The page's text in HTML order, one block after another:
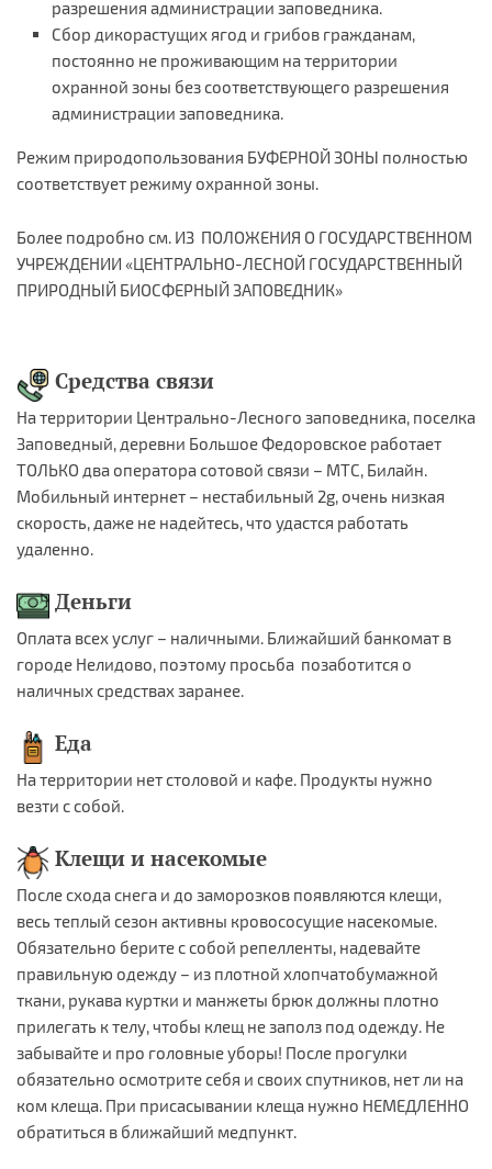
разрешения администрации заповедника.
Сбор дикорастущих ягод и грибов гражданам,
постоянно не проживающим на территории
охранной зоны без соответствующего разрешения
администрации заповедника.
Режим природопользования БУФЕРНОЙ ЗОНЫ полностью
соответствует режиму охранной зоны.
Более подробно см. ИЗ ПОЛОЖЕНИЯ О ГОСУДАРСТВЕННОМ
УЧРЕЖДЕНИИ «ЦЕНТРАЛЬНО-ЛЕСНОЙ ГОСУДАРСТВЕННЫЙ
ПРИРОДНЫЙ БИОСФЕРНЫЙ ЗАПОВЕДНИК»
Средства связи
На территории Центрально-Лесного заповедника, поселка
Заповедный, деревни Большое Федоровское работает
ТОЛЬКО два оператора сотовой связи – МТС, Билайн.
Мобильный интернет – нестабильный 2g, очень низкая
скорость, даже не надейтесь, что удастся работать
удаленно.
Деньги
Оплата всех услуг – наличными. Ближайший банкомат в
городе Нелидово, поэтому просьба позаботится о
наличных средствах заранее.
Еда
На территории нет столовой и кафе. Продукты нужно
везти с собой.
Клещи и насекомые
После схода снега и до заморозков появляются клещи,
весь теплый сезон активны кровососущие насекомые.
Обязательно берите с собой репелленты, надевайте
правильную одежду – из плотной хлопчатобумажной
ткани, рукава куртки и манжеты брюк должны плотно
прилегать к телу, чтобы клещ не заполз под одежду. Не
забывайте и про головные уборы! После прогулки
обязательно осмотрите себя и своих спутников, нет ли на
ком клеща. При присасывании клеща нужно НЕМЕДЛЕННО
обратиться в ближайший медпункт.